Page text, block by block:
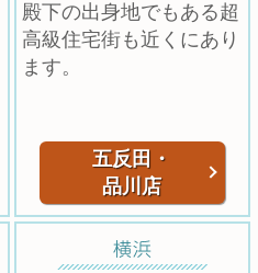
殿下の出身地でもある超
高級住宅街も近くにあり
ます。
五反田・
品川店